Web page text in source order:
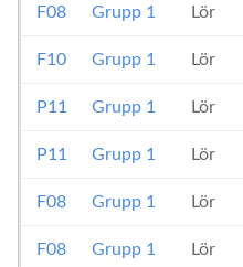
F08 Grupp 1 Lör
F10 Grupp 1 Lör
P11 Grupp 1 Lör
P11 Grupp 1 Lör
F08 Grupp 1 Lör
F08 Grupp 1 Lör